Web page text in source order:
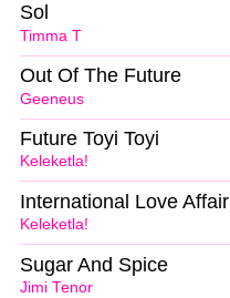
Timma T
Sol
Geeneus
Out Of The Future
Keleketla!
Future Toyi Toyi
Keleketla!
International Love Affair
Jimi Tenor
Sugar And Spice